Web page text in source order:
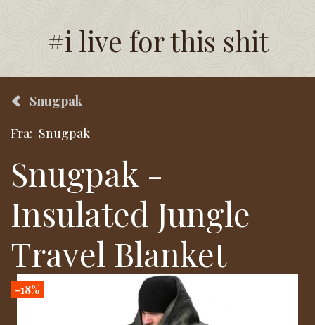
#i live for this shit
Snugpak
Fra: Snugpak
Snugpak -
Insulated Jungle
Travel Blanket
-18%